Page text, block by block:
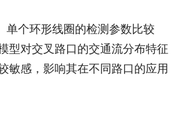
环形线圈的检测参数比较
型对交叉路口的交通流分布特征
敏感，影响其在不同路口的应用